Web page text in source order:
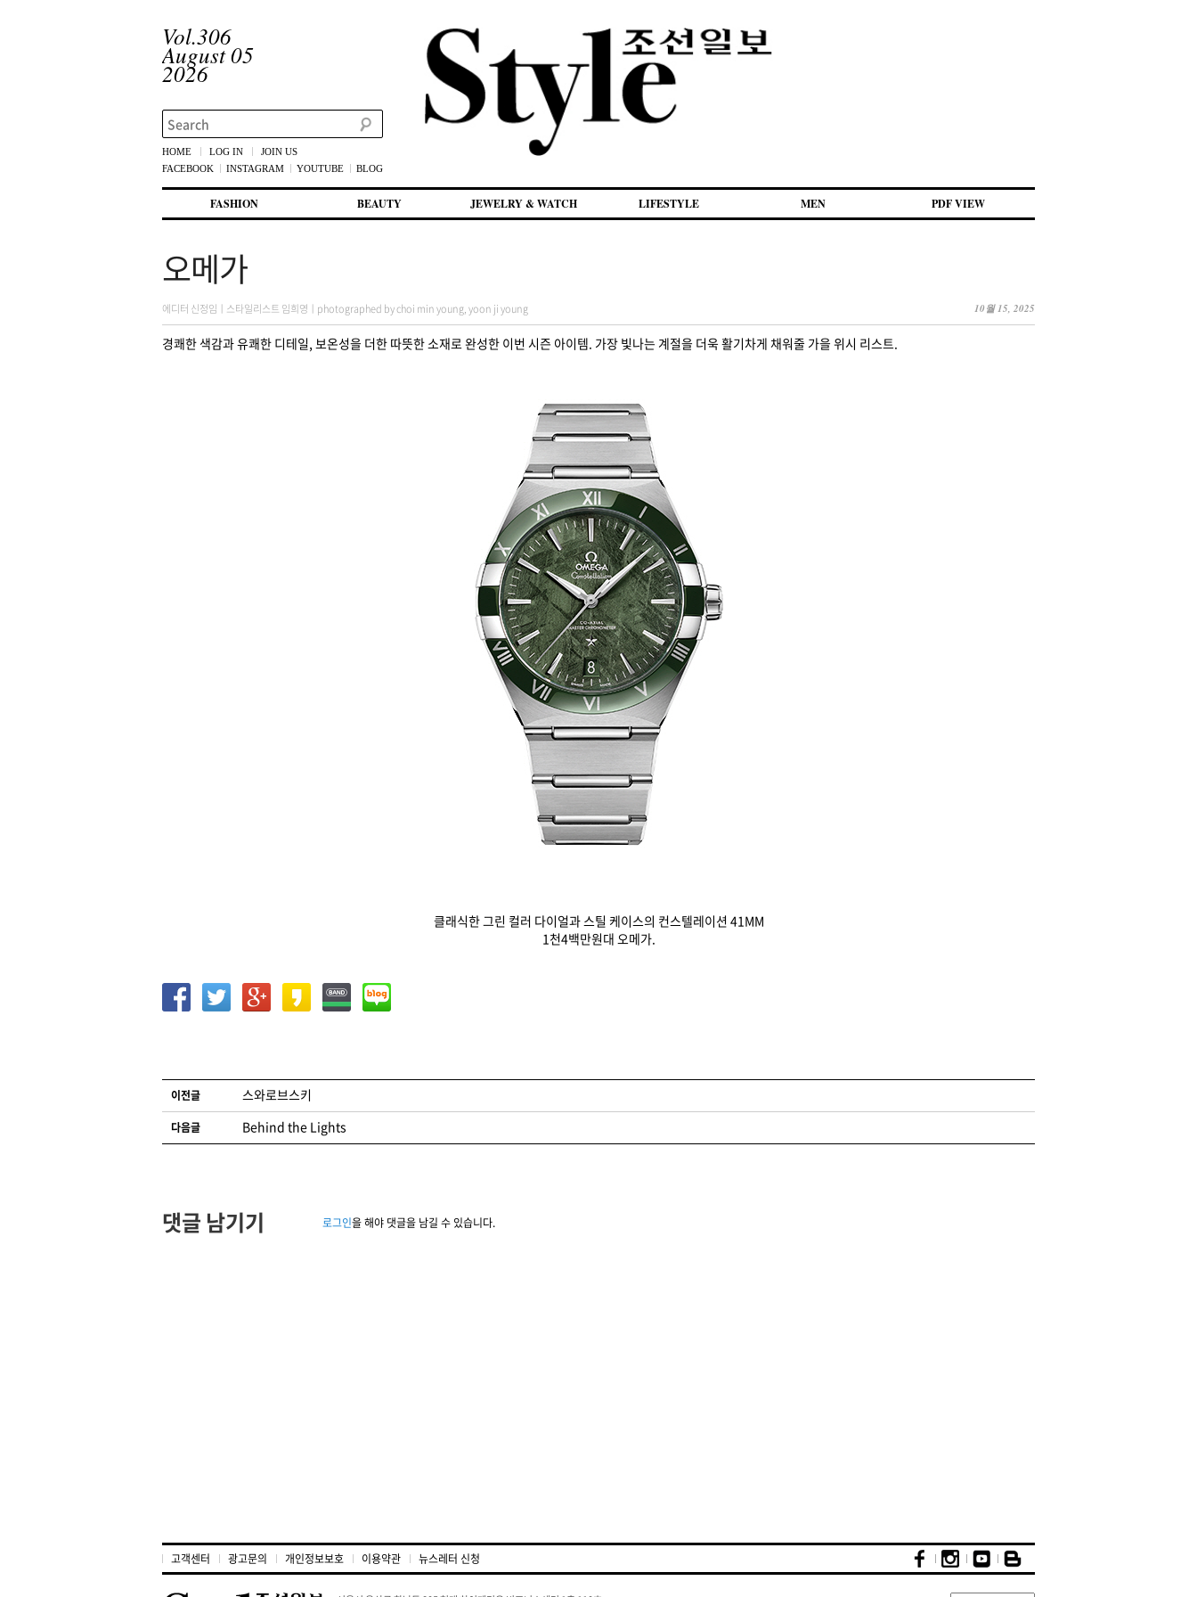
Vol.306
August 05
2026
Search
HOME LOG IN
JOIN US
FACEBOOK
INSTAGRAM YOUTUBE BLOG
첫번째 컨텐츠로 뛰어넘기
두번째 컨텐츠로 뛰어넘기
FASHION BEAUTY JEWELRY & WATCH LIFESTYLE MEN PDF VIEW
오메가
10월 15, 2025
에디터 신정임ㅣ스타일리스트 임희영ㅣphotographed by choi min young, yoon ji young
경쾌한 색감과 유쾌한 디테일, 보온성을 더한 따뜻한 소재로 완성한 이번 시즌 아이템. 가장 빛나는 계절을 더욱 활기차게 채워줄 가을 위시 리스트.
클래식한 그린 컬러 다이얼과 스틸 케이스의 컨스텔레이션 41MM
1천4백만원대 오메가.
글 네비게이션
이전글 스와로브스키
다음글 Behind the Lights
댓글 남기기 로그인을 해야 댓글을 남길 수 있습니다.
고객센터 광고문의 개인정보보호 이용약관 뉴스레터 신청